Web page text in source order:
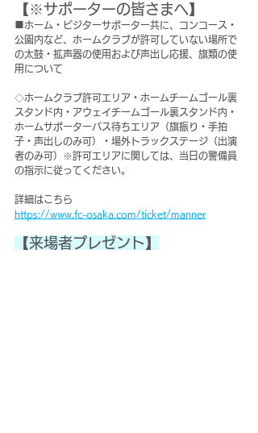
【※サポーターの皆さまへ】
■ホーム・ビジターサポーター共に、コンコース・
公園内など、ホームクラブが許可していない場所で
の太鼓・拡声器の使用および声出し応援、旗類の使
用について
◇ホームクラブ許可エリア・ホームチームゴール裏
スタンド内・アウェイチームゴール裏スタンド内・
ホームサポーターバス待ちエリア（旗振り・手拍
子・声出しのみ可）・場外トラックステージ（出演
者のみ可）※許可エリアに関しては、当日の警備員
の指示に従ってください。
詳細はこちら
https://www.fc-osaka.com/ticket/manner
【来場者プレゼント】